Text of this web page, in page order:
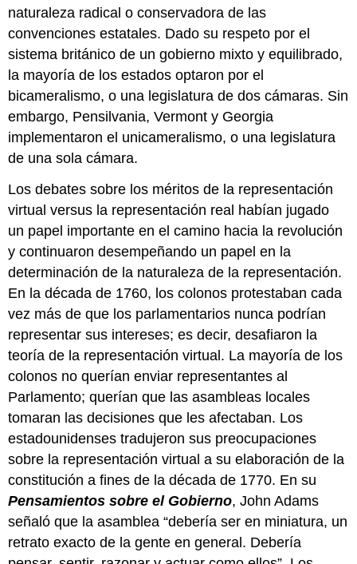
naturaleza radical o conservadora de las
convenciones estatales. Dado su respeto por el
sistema británico de un gobierno mixto y equilibrado,
la mayoría de los estados optaron por el
bicameralismo, o una legislatura de dos cámaras. Sin
embargo, Pensilvania, Vermont y Georgia
implementaron el unicameralismo, o una legislatura
de una sola cámara.
Los debates sobre los méritos de la representación
virtual versus la representación real habían jugado
un papel importante en el camino hacia la revolución
y continuaron desempeñando un papel en la
determinación de la naturaleza de la representación.
En la década de 1760, los colonos protestaban cada
vez más de que los parlamentarios nunca podrían
representar sus intereses; es decir, desafiaron la
teoría de la representación virtual. La mayoría de los
colonos no querían enviar representantes al
Parlamento; querían que las asambleas locales
tomaran las decisiones que les afectaban. Los
estadounidenses tradujeron sus preocupaciones
sobre la representación virtual a su elaboración de la
constitución a fines de la década de 1770. En su
Pensamientos sobre el Gobierno, John Adams
señaló que la asamblea “debería ser en miniatura, un
retrato exacto de la gente en general. Debería